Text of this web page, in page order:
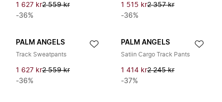
1 627 kr2 559 kr
-36%
1 515 kr2 357 kr
-36%
PALM ANGELS
Track Sweatpants
1 627 kr2 559 kr
-36%
PALM ANGELS
Satiin Cargo Track Pants
1 414 kr2 245 kr
-37%